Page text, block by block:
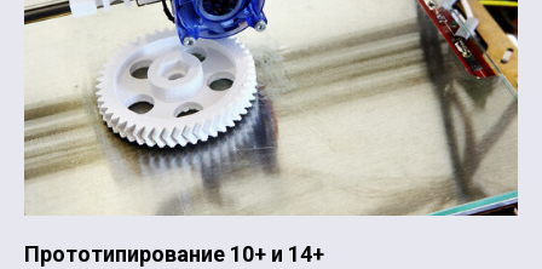
Прототипирование 10+ и 14+